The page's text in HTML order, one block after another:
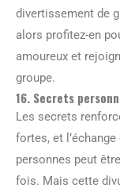
divertissement de
alors profitez-en
amoureux et
groupe.
16. Secrets
Les secrets
fortes, et
personnes peut
fois. Mais cette